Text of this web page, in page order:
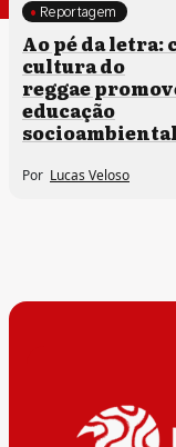
Clima e cultura
Reportagem
Ao pé da letra:
cultura do
reggae
educação
socioambiental
Por Lucas Veloso